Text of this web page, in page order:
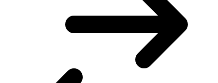
σελίδα